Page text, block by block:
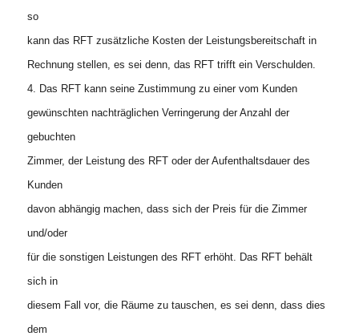
so
kann das RFT zusätzliche Kosten der Leistungsbereitschaft in
Rechnung stellen, es sei denn, das RFT trifft ein Verschulden.
4. Das RFT kann seine Zustimmung zu einer vom Kunden
gewünschten nachträglichen Verringerung der Anzahl der
gebuchten
Zimmer, der Leistung des RFT oder der Aufenthaltsdauer des
Kunden
davon abhängig machen, dass sich der Preis für die Zimmer
und/oder
für die sonstigen Leistungen des RFT erhöht. Das RFT behält
sich in
diesem Fall vor, die Räume zu tauschen, es sei denn, dass dies
dem